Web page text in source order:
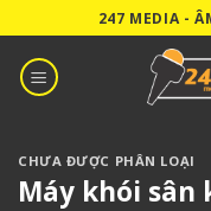
to
content
247 MEDIA -
CHƯA ĐƯỢC PHÂN LOẠI
Máy khói sân